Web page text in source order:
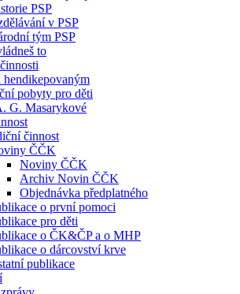
PSP
v PSP
tým PSP
to
hendikepovaným
pobyty pro děti
G. Masarykové
činnost
ČČK
Noviny ČČK
Archiv Novin ČČK
Objednávka předplatného
o první pomoci
pro děti
o ČK&ČP a o MHP
o dárcovství krve
publikace